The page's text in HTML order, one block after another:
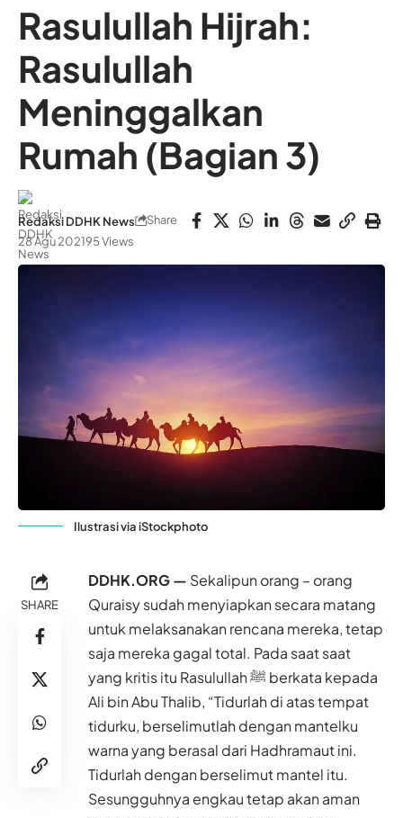
Rasulullah Hijrah:
Rasulullah
Meninggalkan
Rumah (Bagian 3)
Redaksi DDHK News
28 Agu 202195 Views
Share
Ilustrasi via iStockphoto
SHARE
DDHK.ORG — Sekalipun orang – orang
Quraisy sudah menyiapkan secara matang
untuk melaksanakan rencana mereka, tetap
saja mereka gagal total. Pada saat saat
yang kritis itu Rasulullah ﷺ berkata kepada
Ali bin Abu Thalib, “Tidurlah di atas tempat
tidurku, berselimutlah dengan mantelku
warna yang berasal dari Hadhramaut ini.
Tidurlah dengan berselimut mantel itu.
Sesungguhnya engkau tetap akan aman